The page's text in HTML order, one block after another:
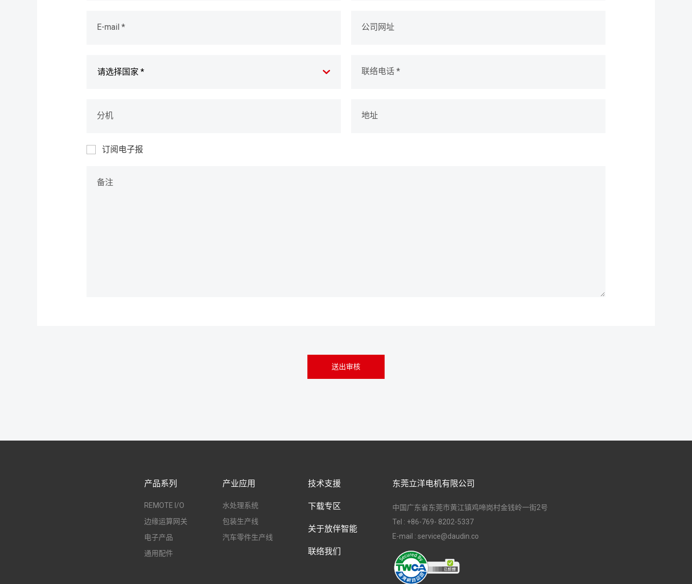
E-mail * 公司网址
联络电话 *
分机 地址
订阅电子报
备注
送出审核
产品系列
REMOTE I/O
边缘运算网关
电子产品
通用配件
产业应用
水处理系统
包装生产线
汽车零件生产线
技术支援
下载专区
关于放伴智能
联络我们
东莞立洋电机有限公司
中国广东省东莞市黄江镇鸡啼岗村金钱岭一街2号
Tel : +86-769- 8202-5337
E-mail : service@daudin.co